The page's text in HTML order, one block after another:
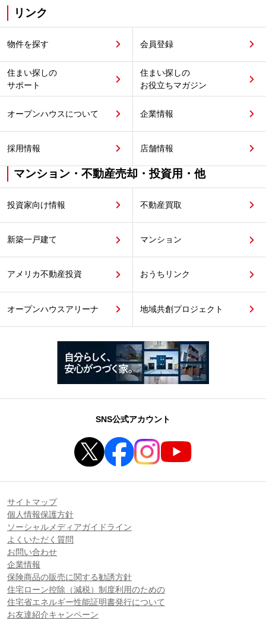
リンク
物件を探す 会員登録
住まい探しの
サポート
住まい探しの
お役立ちマガジン
オープンハウスについて 企業情報
採用情報 店舗情報
マンション・不動産売却・投資用・他
投資家向け情報 不動産買取
新築一戸建て マンション
アメリカ不動産投資 おうちリンク
オープンハウスアリーナ 地域共創プロジェクト
SNS公式アカウント
サイトマップ
個人情報保護方針
ソーシャルメディアガイドライン
よくいただく質問
お問い合わせ
企業情報
保険商品の販売に関する勧誘方針
住宅ローン控除（減税）制度利用のための
住宅省エネルギー性能証明書発行について
お友達紹介キャンペーン